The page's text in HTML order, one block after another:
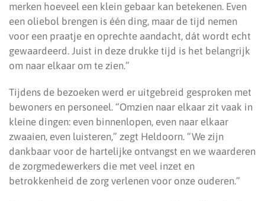
merken hoeveel een klein gebaar kan betekenen. Even
een oliebol brengen is één ding, maar de tijd nemen
voor een praatje en oprechte aandacht, dát wordt echt
gewaardeerd. Juist in deze drukke tijd is het belangrijk
om naar elkaar om te zien.”
Tijdens de bezoeken werd er uitgebreid gesproken met
bewoners en personeel. “Omzien naar elkaar zit vaak in
kleine dingen: even binnenlopen, even naar elkaar
zwaaien, even luisteren,” zegt Heldoorn. “We zijn
dankbaar voor de hartelijke ontvangst en we waarderen
de zorgmedewerkers die met veel inzet en
betrokkenheid de zorg verlenen voor onze ouderen.”